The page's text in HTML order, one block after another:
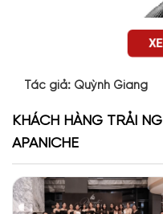
Tác giả: Quỳnh Giang
KHÁCH HÀNG TRẢI
APANICHE